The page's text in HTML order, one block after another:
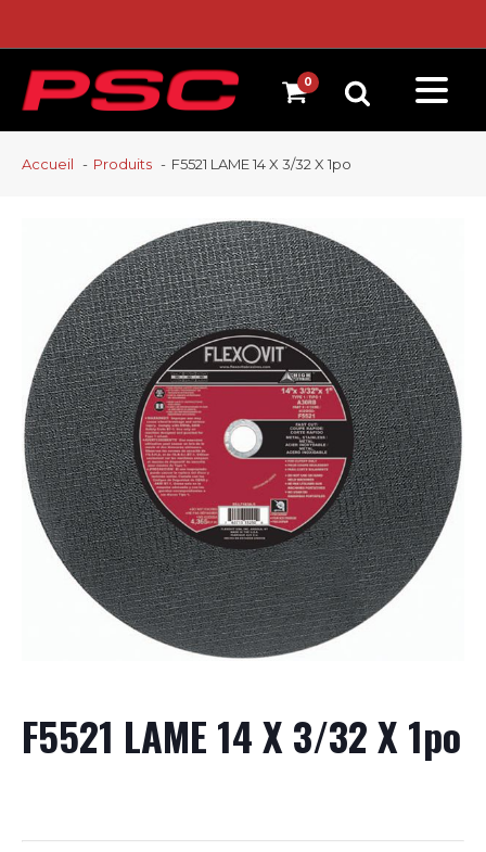
Accueil Produits F5521 LAME 14 X 3/32 X 1po
F5521 LAME 14 X 3/32 X 1po